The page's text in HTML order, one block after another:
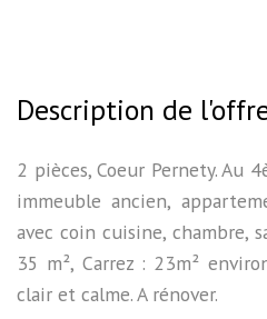
Description de
2 pièces, Coeur Pernety. Au
immeuble ancien,
avec coin cuisine, chambre,
35 m², Carrez : 23m²
clair et calme. A rénover.